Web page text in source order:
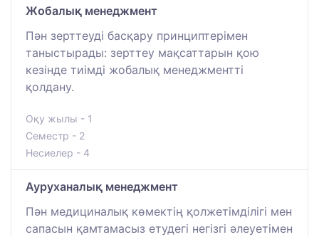
Жобалық менеджмент
Пән зерттеуді басқару принциптерімен
таныстырады: зерттеу мақсаттарын қою
кезінде тиімді жобалық менеджментті
қолдану.
Оқу жылы - 1
Семестр - 2
Несиелер - 4
Ауруханалық менеджмент
Пән медициналық көмектің қолжетімділігі мен
сапасын қамтамасыз етудегі негізгі әлеуетімен